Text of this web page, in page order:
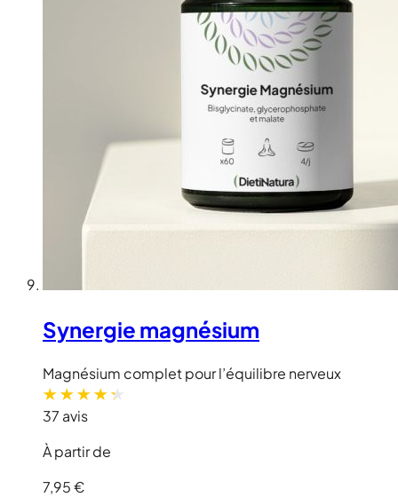
Synergie magnésium
Magnésium complet pour l’équilibre nerveux
37 avis
À partir de
7,95 €